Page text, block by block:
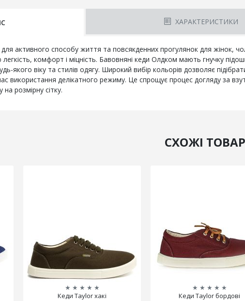
ХАРАКТЕРИСТИКИ
активного способу життя та повсякденних прогулянок для жінок,
комфорт і міцність. Бавовняні кеди Олдком мають гнучку
якого віку та стилів одягу. Широкий вибір кольорів дозволяє
використання делікатного режиму. Це спрощує процес догляду за
розмірну сітку.
СХОЖІ
★ ★ ★ ★ ★
Кеди Taylor хакі
★ ★ ★ ★ ★
Кеди Taylor бордові